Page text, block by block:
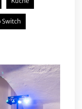
Switch